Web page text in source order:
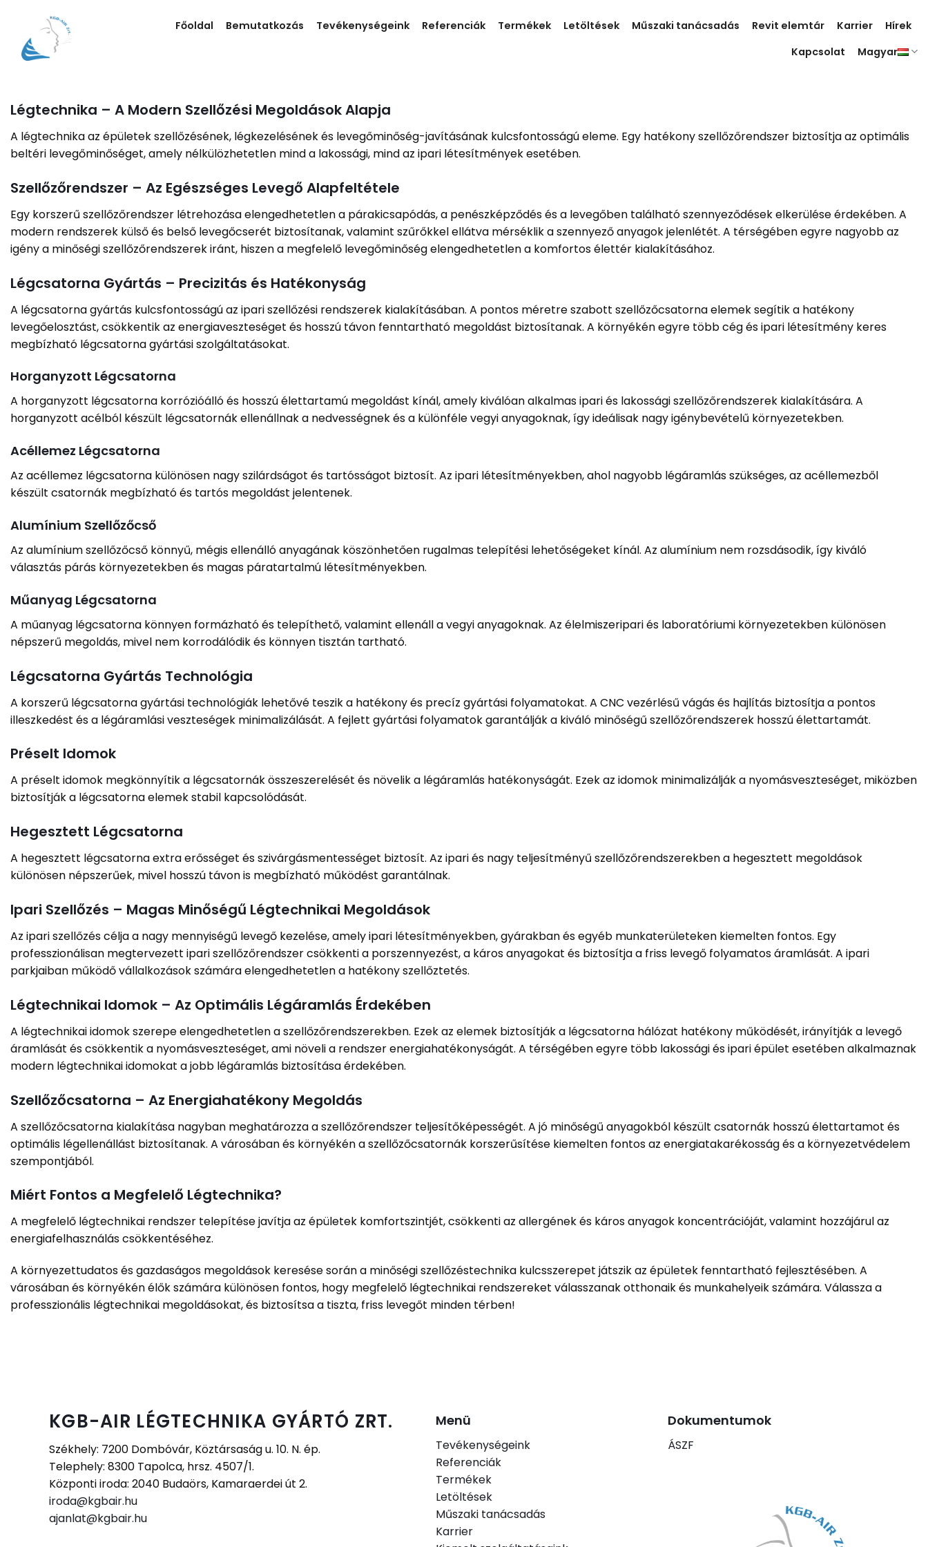
content
Főoldal Bemutatkozás Tevékenységeink Referenciák Termékek Letöltések Műszaki tanácsadás Revit elemtár Karrier
Hírek
Kapcsolat
Magyar
Légtechnika – A Modern Szellőzési Megoldások Alapja
A légtechnika az épületek szellőzésének, légkezelésének és levegőminőség-javításának kulcsfontosságú eleme. Egy hatékony szellőzőrendszer biztosítja az optimális
beltéri levegőminőséget, amely nélkülözhetetlen mind a lakossági, mind az ipari létesítmények esetében.
Szellőzőrendszer – Az Egészséges Levegő Alapfeltétele
Egy korszerű szellőzőrendszer létrehozása elengedhetetlen a párakicsapódás, a penészképződés és a levegőben található szennyeződések elkerülése érdekében. A
modern rendszerek külső és belső levegőcserét biztosítanak, valamint szűrőkkel ellátva mérséklik a szennyező anyagok jelenlétét. A térségében egyre nagyobb az
igény a minőségi szellőzőrendszerek iránt, hiszen a megfelelő levegőminőség elengedhetetlen a komfortos élettér kialakításához.
Légcsatorna Gyártás – Precizitás és Hatékonyság
A légcsatorna gyártás kulcsfontosságú az ipari szellőzési rendszerek kialakításában. A pontos méretre szabott szellőzőcsatorna elemek segítik a hatékony
levegőelosztást, csökkentik az energiaveszteséget és hosszú távon fenntartható megoldást biztosítanak. A környékén egyre több cég és ipari létesítmény keres
megbízható légcsatorna gyártási szolgáltatásokat.
Horganyzott Légcsatorna
A horganyzott légcsatorna korrózióálló és hosszú élettartamú megoldást kínál, amely kiválóan alkalmas ipari és lakossági szellőzőrendszerek kialakítására. A
horganyzott acélból készült légcsatornák ellenállnak a nedvességnek és a különféle vegyi anyagoknak, így ideálisak nagy igénybevételű környezetekben.
Acéllemez Légcsatorna
Az acéllemez légcsatorna különösen nagy szilárdságot és tartósságot biztosít. Az ipari létesítményekben, ahol nagyobb légáramlás szükséges, az acéllemezből
készült csatornák megbízható és tartós megoldást jelentenek.
Alumínium Szellőzőcső
Az alumínium szellőzőcső könnyű, mégis ellenálló anyagának köszönhetően rugalmas telepítési lehetőségeket kínál. Az alumínium nem rozsdásodik, így kiváló
választás párás környezetekben és magas páratartalmú létesítményekben.
Műanyag Légcsatorna
A műanyag légcsatorna könnyen formázható és telepíthető, valamint ellenáll a vegyi anyagoknak. Az élelmiszeripari és laboratóriumi környezetekben különösen
népszerű megoldás, mivel nem korrodálódik és könnyen tisztán tartható.
Légcsatorna Gyártás Technológia
A korszerű légcsatorna gyártási technológiák lehetővé teszik a hatékony és precíz gyártási folyamatokat. A CNC vezérlésű vágás és hajlítás biztosítja a pontos
illeszkedést és a légáramlási veszteségek minimalizálását. A fejlett gyártási folyamatok garantálják a kiváló minőségű szellőzőrendszerek hosszú élettartamát.
Préselt Idomok
A préselt idomok megkönnyítik a légcsatornák összeszerelését és növelik a légáramlás hatékonyságát. Ezek az idomok minimalizálják a nyomásveszteséget, miközben
biztosítják a légcsatorna elemek stabil kapcsolódását.
Hegesztett Légcsatorna
A hegesztett légcsatorna extra erősséget és szivárgásmentességet biztosít. Az ipari és nagy teljesítményű szellőzőrendszerekben a hegesztett megoldások
különösen népszerűek, mivel hosszú távon is megbízható működést garantálnak.
Ipari Szellőzés – Magas Minőségű Légtechnikai Megoldások
Az ipari szellőzés célja a nagy mennyiségű levegő kezelése, amely ipari létesítményekben, gyárakban és egyéb munkaterületeken kiemelten fontos. Egy
professzionálisan megtervezett ipari szellőzőrendszer csökkenti a porszennyezést, a káros anyagokat és biztosítja a friss levegő folyamatos áramlását. A ipari
parkjaiban működő vállalkozások számára elengedhetetlen a hatékony szellőztetés.
Légtechnikai Idomok – Az Optimális Légáramlás Érdekében
A légtechnikai idomok szerepe elengedhetetlen a szellőzőrendszerekben. Ezek az elemek biztosítják a légcsatorna hálózat hatékony működését, irányítják a levegő
áramlását és csökkentik a nyomásveszteséget, ami növeli a rendszer energiahatékonyságát. A térségében egyre több lakossági és ipari épület esetében alkalmaznak
modern légtechnikai idomokat a jobb légáramlás biztosítása érdekében.
Szellőzőcsatorna – Az Energiahatékony Megoldás
A szellőzőcsatorna kialakítása nagyban meghatározza a szellőzőrendszer teljesítőképességét. A jó minőségű anyagokból készült csatornák hosszú élettartamot és
optimális légellenállást biztosítanak. A városában és környékén a szellőzőcsatornák korszerűsítése kiemelten fontos az energiatakarékosság és a környezetvédelem
szempontjából.
Miért Fontos a Megfelelő Légtechnika?
A megfelelő légtechnikai rendszer telepítése javítja az épületek komfortszintjét, csökkenti az allergének és káros anyagok koncentrációját, valamint hozzájárul az
energiafelhasználás csökkentéséhez.
A környezettudatos és gazdaságos megoldások keresése során a minőségi szellőzéstechnika kulcsszerepet játszik az épületek fenntartható fejlesztésében. A
városában és környékén élők számára különösen fontos, hogy megfelelő légtechnikai rendszereket válasszanak otthonaik és munkahelyeik számára. Válassza a
professzionális légtechnikai megoldásokat, és biztosítsa a tiszta, friss levegőt minden térben!
KGB-AIR LÉGTECHNIKA GYÁRTÓ ZRT.
Székhely: 7200 Dombóvár, Köztársaság u. 10. N. ép.
Telephely: 8300 Tapolca, hrsz. 4507/1.
Központi iroda: 2040 Budaörs, Kamaraerdei út 2.
iroda@kgbair.hu
ajanlat@kgbair.hu
Menü
Tevékenységeink
Referenciák
Termékek
Letöltések
Műszaki tanácsadás
Karrier
Dokumentumok
ÁSZF